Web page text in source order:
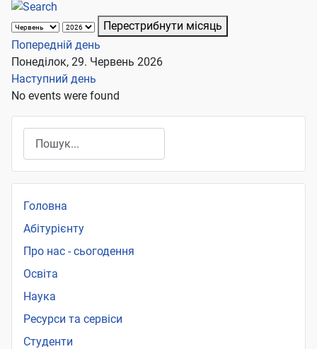
Перестрибнути місяць
Попередній день
Понеділок, 29. Червень 2026
Наступний день
No events were found
Головна
Абітурієнту
Про нас - сьогодення
Освіта
Наука
Ресурси та сервіси
Студенти